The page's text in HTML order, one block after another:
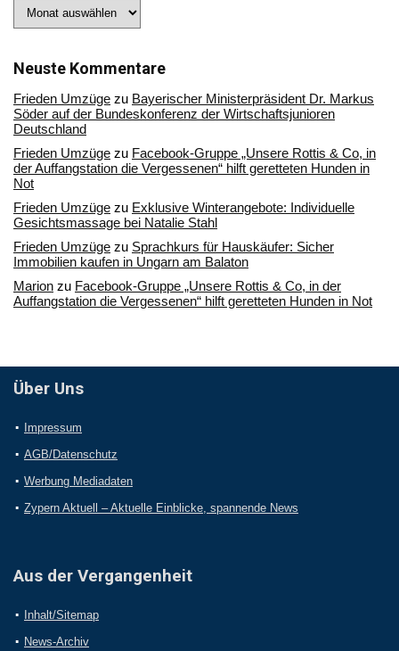
Sie
Archiv
Neuste Kommentare
Frieden Umzüge zu Bayerischer Ministerpräsident Dr. Markus
Söder auf der Bundeskonferenz der Wirtschaftsjunioren
Deutschland
Frieden Umzüge zu Facebook-Gruppe „Unsere Rottis & Co, in
der Auffangstation die Vergessenen“ hilft geretteten Hunden in
Not
Frieden Umzüge zu Exklusive Winterangebote: Individuelle
Gesichtsmassage bei Natalie Stahl
Frieden Umzüge zu Sprachkurs für Hauskäufer: Sicher
Immobilien kaufen in Ungarn am Balaton
Marion zu Facebook-Gruppe „Unsere Rottis & Co, in der
Auffangstation die Vergessenen“ hilft geretteten Hunden in Not
Über Uns
Impressum
AGB/Datenschutz
Werbung Mediadaten
Zypern Aktuell – Aktuelle Einblicke, spannende News
Aus der Vergangenheit
Inhalt/Sitemap
News-Archiv